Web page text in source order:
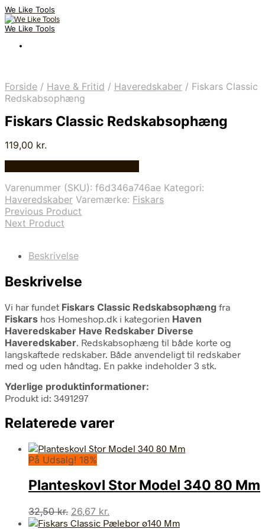
We Like Tools
We Like Tools
Forside / Have & Fritid / Haveredskaber / Fiskars Classic
Redskabsophæng
Fiskars Classic Redskabsophæng
119,00 kr.
Varenummer (SKU): f6d346a746ae Kategori:
Haveredskaber Varemærke: Fiskars
Previous Product
Next Product
Beskrivelse
Beskrivelse
Vi har fundet Fiskars Classic Redskabsophæng fra
Fiskars hos Homeshop.dk i kategorien Haven
Haveredskaber Have Redskaber Diverse
Haveredskaber. Redskabsophæng til både korte og
langskaftede redskaber. Både anvendeligt til redskaber
med og uden håndtag. En pakke indeholder 3 stk.
Yderlige produktinformationer:
Produkt id: 3491297
Relaterede varer
På Udsalg! 18%
Planteskovl Stor Model 340 80 Mm
32,50kr. Den
oprindelige
26,67 kr.
aktuelle